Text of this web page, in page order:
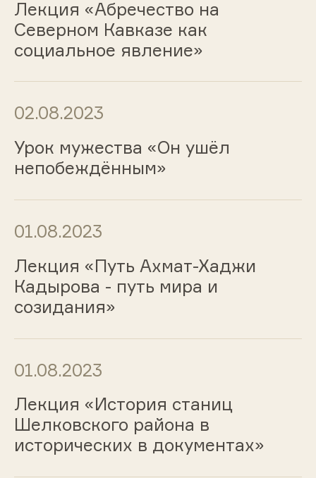
Лекция «Абречество на
Северном Кавказе как
социальное явление»
02.08.2023
Урок мужества «Он ушёл
непобеждённым»
01.08.2023
Лекция «Путь Ахмат-Хаджи
Кадырова - путь мира и
созидания»
01.08.2023
Лекция «История станиц
Шелковского района в
исторических в документах»